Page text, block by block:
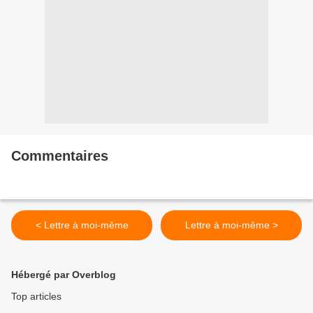
Commentaires
< Lettre à moi-même Lettre à moi-même >
Hébergé par Overblog
Top articles